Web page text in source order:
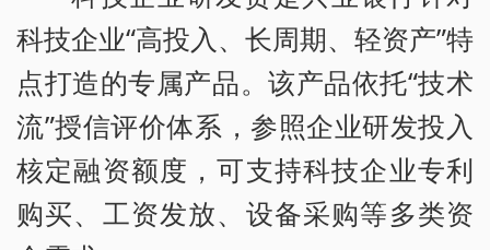
科技企业“高投入、长周期、轻资产”特
点打造的专属产品。该产品依托“技术
流”授信评价体系，参照企业研发投入
核定融资额度，可支持科技企业专利
购买、工资发放、设备采购等多类资